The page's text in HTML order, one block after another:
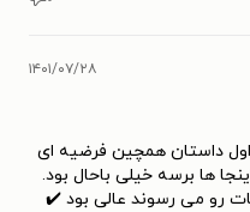
۱۴۰۱/۰۷/۲۸
اول داستان همچین فرضیه ای
ها برسه خیلی باحال بود.
رو می رسوند عالی بود ✔️